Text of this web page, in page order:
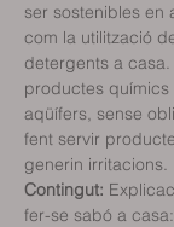
ser sostenibles en
com la utilització
detergents a
productes
aqüífers, sense
fent servir
generin irritacions.
Contingut:
fer-se sabó a